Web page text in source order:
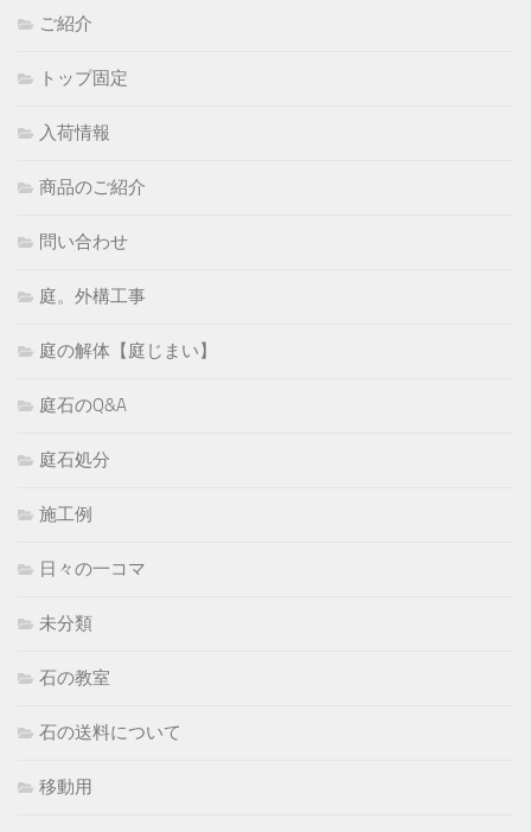
ご紹介
トップ固定
入荷情報
商品のご紹介
問い合わせ
庭。外構工事
庭の解体【庭じまい】
庭石のQ&A
庭石処分
施工例
日々の一コマ
未分類
石の教室
石の送料について
移動用